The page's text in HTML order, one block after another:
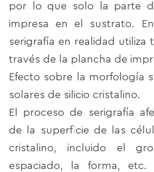
por lo que solo la parte
impresa en el sustrato.
serigrafía en realidad utiliza
través de la plancha de
Efecto sobre la morfología
solares de silicio cristalino.
El proceso de serigrafía
de la superficie de las
cristalino, incluido el
espaciado, la forma, etc.